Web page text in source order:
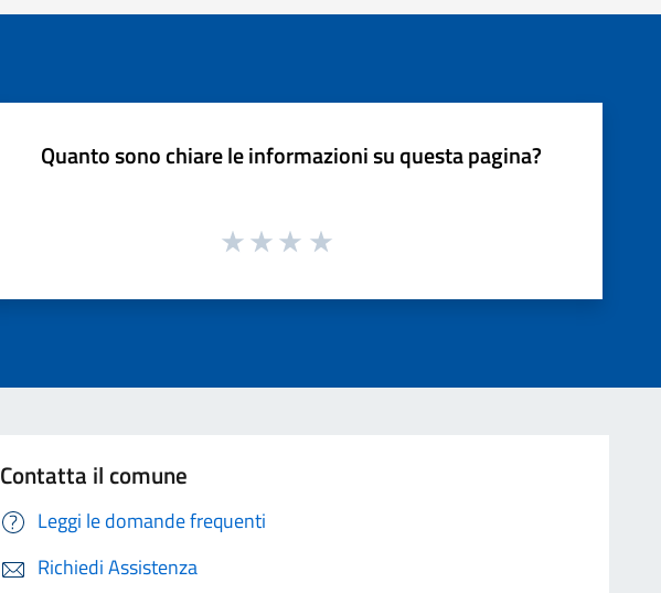
Quanto sono chiare le informazioni su questa pagina?
Contatta il comune
Leggi le domande frequenti
Richiedi Assistenza